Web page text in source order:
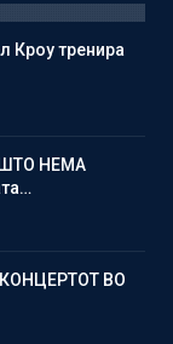
Кроу тренира
НЕМА
ВО